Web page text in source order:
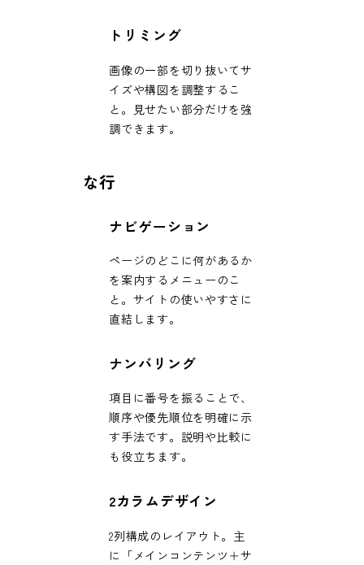
トリミング
画像の一部を切り抜いてサ
イズや構図を調整するこ
と。見せたい部分だけを強
調できます。
な行
ナビゲーション
ページのどこに何があるか
を案内するメニューのこ
と。サイトの使いやすさに
直結します。
ナンバリング
項目に番号を振ることで、
順序や優先順位を明確に示
す手法です。説明や比較に
も役立ちます。
2カラムデザイン
2列構成のレイアウト。主
に「メインコンテンツ＋サ